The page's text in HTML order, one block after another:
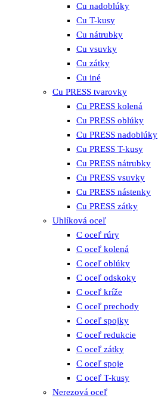
Cu nadoblúky
Cu T-kusy
Cu nátrubky
Cu vsuvky
Cu zátky
Cu iné
Cu PRESS tvarovky
Cu PRESS kolená
Cu PRESS oblúky
Cu PRESS nadoblúky
Cu PRESS T-kusy
Cu PRESS nátrubky
Cu PRESS vsuvky
Cu PRESS nástenky
Cu PRESS zátky
Uhlíková oceľ
C oceľ rúry
C oceľ kolená
C oceľ oblúky
C oceľ odskoky
C oceľ kríže
C oceľ prechody
C oceľ spojky
C oceľ redukcie
C oceľ zátky
C oceľ spoje
C oceľ T-kusy
Nerezová oceľ